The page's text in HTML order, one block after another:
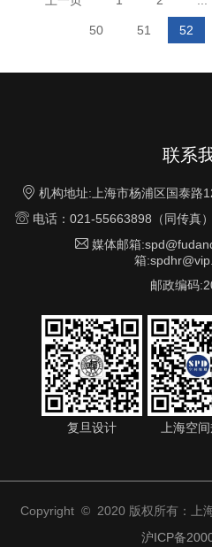
50 51 52
联系
 机构地址:上海市杨浦区国泰路
电话：021-55663898（同传真
 媒体邮箱
箱
邮政编码
复旦设计 上海空
Copyright © 2020 版权所有：上
沪ICP备